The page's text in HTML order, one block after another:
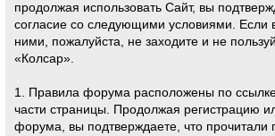
продолжая использовать Сайт, вы
согласие со следующими условиями. Если
ними, пожалуйста, не заходите и не
«Колсар».
1. Правила форума расположены по
части страницы. Продолжая регистрацию
форума, вы подтверждаете, что прочитали